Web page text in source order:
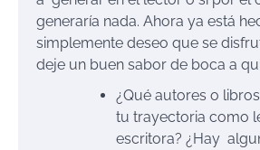
generaría nada. Ahora ya está
simplemente deseo que se
deje un buen sabor de boca a
¿Qué autores o
tu trayectoria como
escritora? ¿Hay